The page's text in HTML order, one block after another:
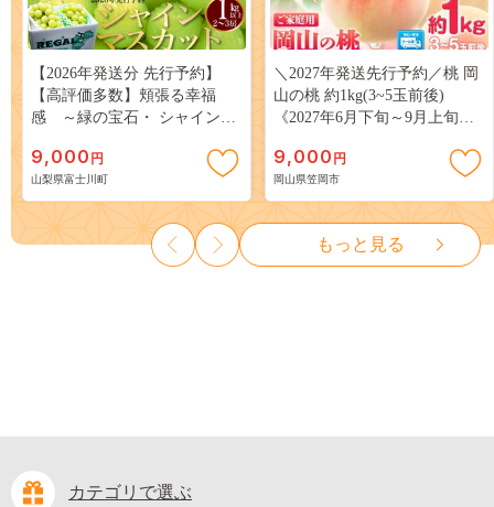
【2026年発送分 先行予約】
【高評価多数】頬張る幸福
感 ～緑の宝石・ シャインマ
３房） フルーツ 山梨県産 果
物 くだもの シャイン マスカ
ット ぶどう ブドウ 葡萄 大粒
種なし 先行予約 富士川町
10000円 一万円 9000円 九千円
9,000 円
山梨県富士川町
＼2027年発送先行予約／桃 岡
山の桃 約1kg(3~5玉前後)
《2027年6月下旬～9月上旬頃
岡山 はくとう スイーツ フル
ーツ 果物 デザート 旬 モモ も
も 先行予約 送料無料 果物 岡
山県 笠岡市 清水白桃 白鳳 白
麗 クール便---
kasaoka_zsy_419_100---
9,000 円
岡山県笠岡市
もっと見る
カテゴリで選ぶ